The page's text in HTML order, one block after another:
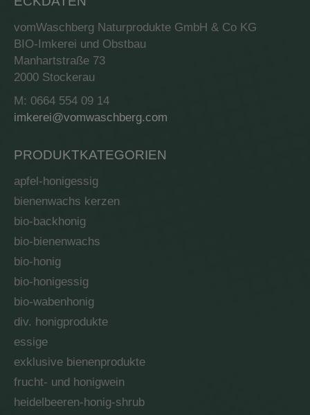
vomWaschberg Naturprodukte GmbH & Co KG
BIO-Imkerei und Obstbau
Manhartstraße 73
2000 Stockerau
M: 0664 554 09 14
imkerei@vomwaschberg.com
PRODUKTKATEGORIEN
apfel-honigessig
bienenwachs kerzen
bio-backhonig
bio-bienenwachs
bio-honig
bio-honigessig
bio-wabenhonig
div. honigprodukte
essige
exklusive bienenprodukte
frucht- und honigwein
heidelbeeren-honig-shrub